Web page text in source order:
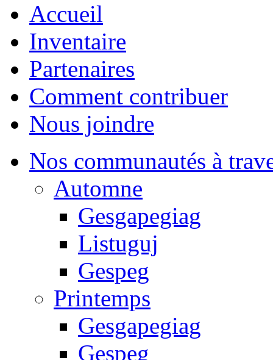
Accueil
Inventaire
Partenaires
Comment contribuer
Nous joindre
Nos communautés à
Automne
Gesgapegiag
Listuguj
Gespeg
Printemps
Gesgapegiag
Gespeg